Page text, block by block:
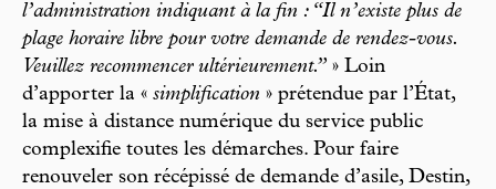
l’administration indiquant à la fin : “Il n’existe plus de
plage horaire libre pour votre demande de rendez-vous.
Veuillez recommencer ultérieurement.” » Loin
d’apporter la « simplification » prétendue par l’État,
la mise à distance numérique du service public
complexifie toutes les démarches. Pour faire
renouveler son récépissé de demande d’asile, Destin,